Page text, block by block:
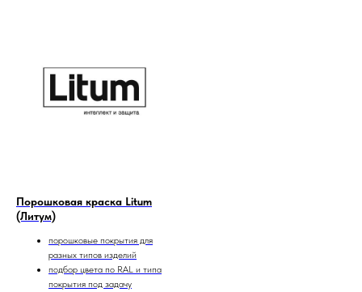
Порошковая краска Litum
(Литум)
порошковые покрытия для
разных типов изделий
подбор цвета по RAL и типа
покрытия под задачу